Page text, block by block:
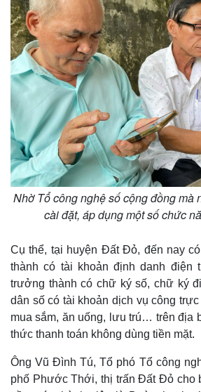
Kinh tế
Bất động sản
Khởi nghiệp
Thị
Giá
Tiêu
Tỷ giá
Giá cà
Nhờ Tổ công nghệ số cộng đồng mà
cài đặt, áp dụng một số chức
Cụ thể, tại huyện Đất Đỏ, đến nay
thành có tài khoản định danh điện
trưởng thành có chữ ký số, chữ ký
dân số có tài khoản dịch vụ công
mua sắm, ăn uống, lưu trú… trên địa
thức thanh toán không dùng tiền mặt.
Ông Vũ Đình Tú, Tổ phó Tổ công
phố Phước Thới, thị trấn Đất Đỏ cho